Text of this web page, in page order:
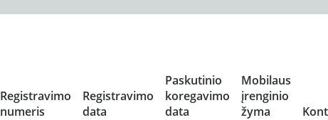
Registravimo
numeris
Registravimo
data
Paskutinio
koregavimo
data
Mobilaus
įrenginio
žyma